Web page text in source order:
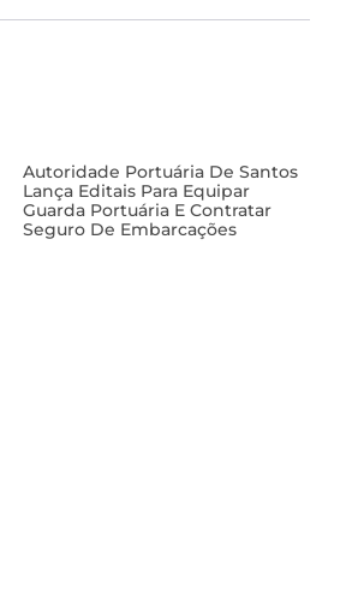
Autoridade Portuária De Santos
Lança Editais Para Equipar
Guarda Portuária E Contratar
Seguro De Embarcações